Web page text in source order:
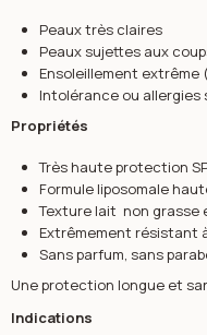
Peaux très claires
Peaux sujettes aux
Ensoleillement extrême
Intolérance ou allergies
Propriétés
Très haute protection
Formule liposomale
Texture lait non
Extrêmement résistant
Sans parfum, sans
Une protection longue et
Indications